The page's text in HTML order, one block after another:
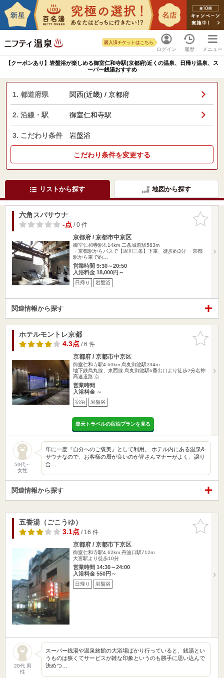
ログイン
購入済チケットはこちら
履歴 メニュー
【クーポンあり】岩盤浴が楽しめる御室仁和寺駅(京都府)近くの温泉、日帰り温泉、ス
ーパー銭湯おすすめ
1. 都道府県 関西(近畿) / 京都府
2. 沿線・駅 御室仁和寺駅
3. こだわり条件 岩盤浴
こだわり条件を変更する
リストから探す 地図から探す
お気に入
りに追加
六角スパサウナ
-点/ 0 件
京都府 / 京都市中京区
御室仁和寺駅4.14km 二条城前駅583m
・京都駅からバスで【堀川三条】下車、徒歩約3分 ・京都
駅から車で約…
営業時間 9:30～20:50
入浴料金 18,000円～
日帰り 岩盤浴
関連情報から探す
お気に入
りに追加
ホテルモントレ京都
4.3点/ 6 件
京都府 / 京都市中京区
御室仁和寺駅4.60km 烏丸御池駅234m
地下鉄烏丸線、東西線 烏丸御池駅6番出口より徒歩2分名神
高速道路 京…
営業時間
入浴料金 ～
宿泊 岩盤浴
楽天トラベルの宿泊プランを見る
50代～
女性
年に一度『自分へのご褒美』として利用。 ホテル内にある温泉&
サウナなので、お客様の層が良いのか皆さんマナーがよく、譲り
合…
関連情報から探す
お気に入
りに追加
五香湯（ごこうゆ）
3.1点/ 16 件
京都府 / 京都市下京区
御室仁和寺駅4.62km 丹波口駅712m
大宮駅より徒歩10分
営業時間 14:30～24:00
入浴料金 550円～
日帰り 岩盤浴
20代 男
性
スーパー銭湯や温泉旅館の大浴場ばかり行っていると、銭湯とい
うものは狭くてサービスが雑な印象というのも勝手に思い込んで
決めつ…